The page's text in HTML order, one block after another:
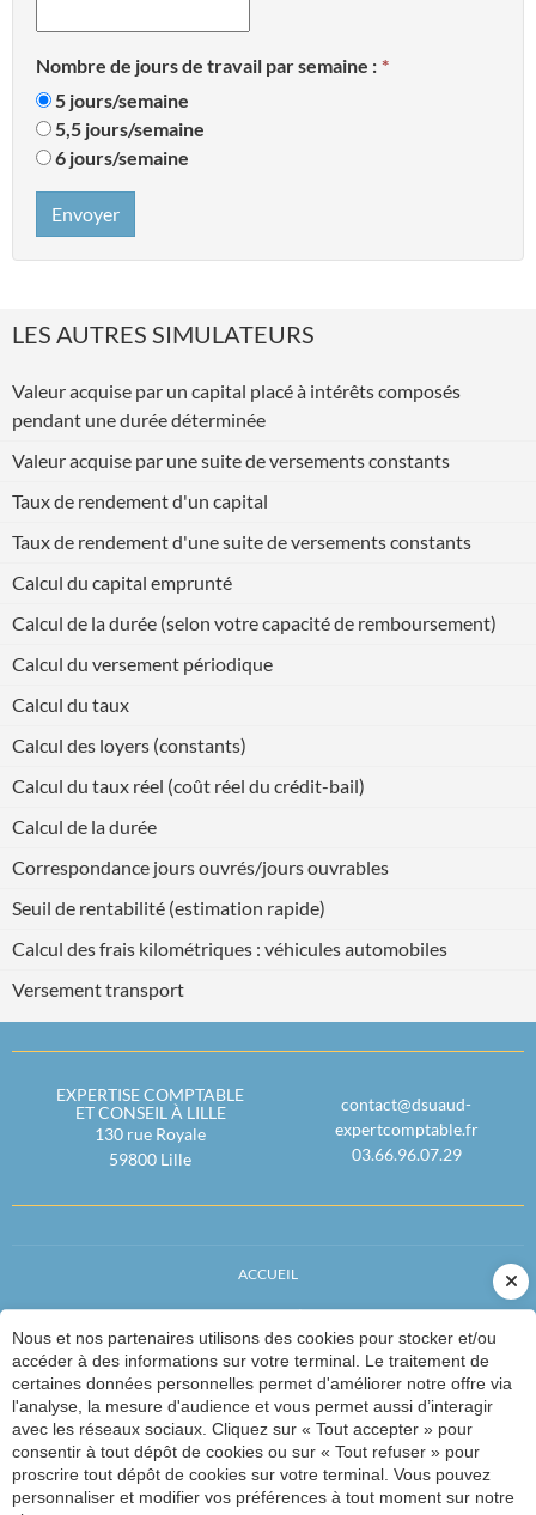
Nombre de jours de travail par semaine :
5 jours/semaine
5,5 jours/semaine
6 jours/semaine
Envoyer
LES AUTRES SIMULATEURS
Valeur acquise par un capital placé à intérêts composés
pendant une durée déterminée
Valeur acquise par une suite de versements constants
Taux de rendement d'un capital
Taux de rendement d'une suite de versements constants
Calcul du capital emprunté
Calcul de la durée (selon votre capacité de remboursement)
Calcul du versement périodique
Calcul du taux
Calcul des loyers (constants)
Calcul du taux réel (coût réel du crédit-bail)
Calcul de la durée
Correspondance jours ouvrés/jours ouvrables
Seuil de rentabilité (estimation rapide)
Calcul des frais kilométriques : véhicules automobiles
Versement transport
EXPERTISE COMPTABLE
ET CONSEIL À LILLE
130 rue Royale
59800 Lille
contact@dsuaud-
expertcomptable.fr
03.66.96.07.29
ACCUEIL
ACTUALITÉS
CRÉATEURS
SECTEURS
CONTACT
Nous et nos partenaires utilisons des cookies pour stocker et/ou
accéder à des informations sur votre terminal. Le traitement de
certaines données personnelles permet d'améliorer notre offre via
l'analyse, la mesure d'audience et vous permet aussi d’interagir
avec les réseaux sociaux. Cliquez sur « Tout accepter » pour
consentir à tout dépôt de cookies ou sur « Tout refuser » pour
proscrire tout dépôt de cookies sur votre terminal. Vous pouvez
personnaliser et modifier vos préférences à tout moment sur notre